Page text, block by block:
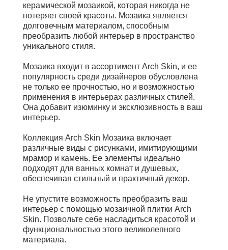
керамической мозаикой, которая никогда не
потеряет своей красоты. Мозаика является
долговечным материалом, способным
преобразить любой интерьер в пространство
уникального стиля.
Мозаика входит в ассортимент Arch Skin, и ее
популярность среди дизайнеров обусловлена
не только ее прочностью, но и возможностью
применения в интерьерах различных стилей.
Она добавит изюминку и эксклюзивность в ваш
интерьер.
Коллекция Arch Skin Мозаика включает
различные виды с рисунками, имитирующими
мрамор и камень. Ее элементы идеально
подходят для ванных комнат и душевых,
обеспечивая стильный и практичный декор.
Не упустите возможность преобразить ваш
интерьер с помощью мозаичной плитки Arch
Skin. Позвольте себе насладиться красотой и
функциональностью этого великолепного
материала.